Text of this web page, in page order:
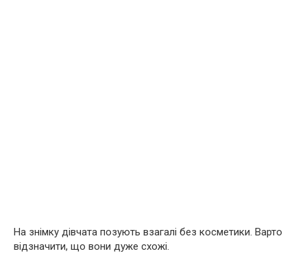
На знімку дівчата позують взагалі без косметики. Варто
відзначити, що вони дуже схожі.